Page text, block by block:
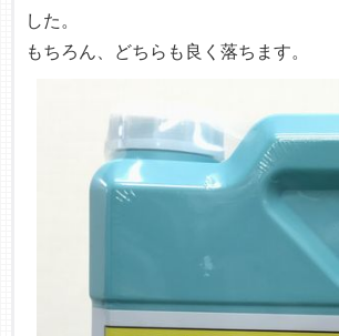
した。
もちろん、どちらも良く落ちます。